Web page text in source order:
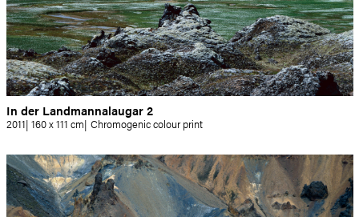
In der Landmannalaugar 2
2011 160 x 111 cm Chromogenic colour print